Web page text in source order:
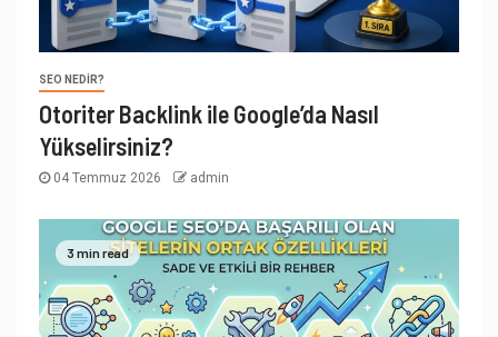
SEO NEDIR?
Otoriter Backlink ile Google’da Nasıl
Yükselirsiniz?
04 Temmuz 2026 admin
3 min read